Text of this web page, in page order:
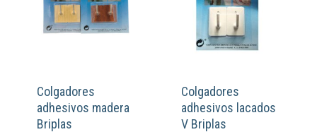
Colgadores
adhesivos madera
Briplas
Colgadores
adhesivos lacados
V Briplas